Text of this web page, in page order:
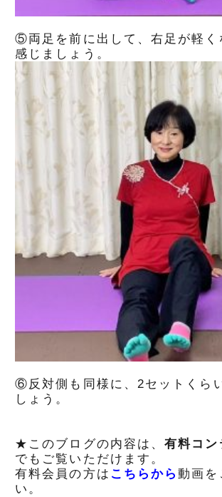
⑤両足を前に出して、右足が軽く
感じましょう。
⑥反対側も同様に、2セットくら
しょう。
★このブログの内容は、有料コン
でもご覧いただけます。
有料会員の方は こちらから動画を
い。